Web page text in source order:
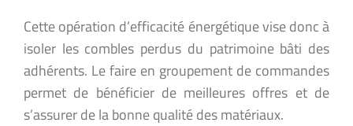
Cette opération d’efficacité énergétique vise donc à
isoler les combles perdus du patrimoine bâti des
adhérents. Le faire en groupement de commandes
permet de bénéficier de meilleures offres et de
s’assurer de la bonne qualité des matériaux.